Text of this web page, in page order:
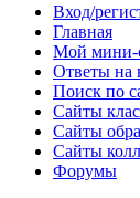
Вход/
Главная
Мой мини-
Ответы на
Поиск по
Сайты
Сайты
Сайты
Форумы